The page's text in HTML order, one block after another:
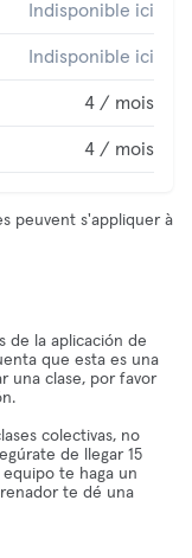
Indisponible ici
Indisponible ici
4 / mois
4 / mois
peuvent s'appliquer à
de la aplicación de
que esta es una
una clase, por favor
colectivas, no
de llegar 15
te haga un
te dé una